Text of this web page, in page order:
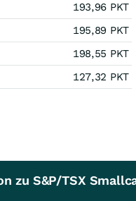
193,96 PKT
195,89 PKT
198,55 PKT
127,32 PKT
zu S&P/TSX